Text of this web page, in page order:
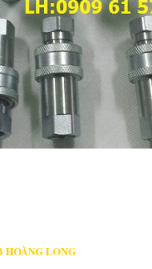
HOÀNG LONG